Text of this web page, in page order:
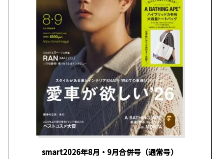
smart2026年8月・9月合併号（通常号）